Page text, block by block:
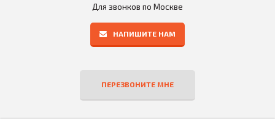
Для звонков по Москве
НАПИШИТЕ НАМ
ПЕРЕЗВОНИТЕ МНЕ